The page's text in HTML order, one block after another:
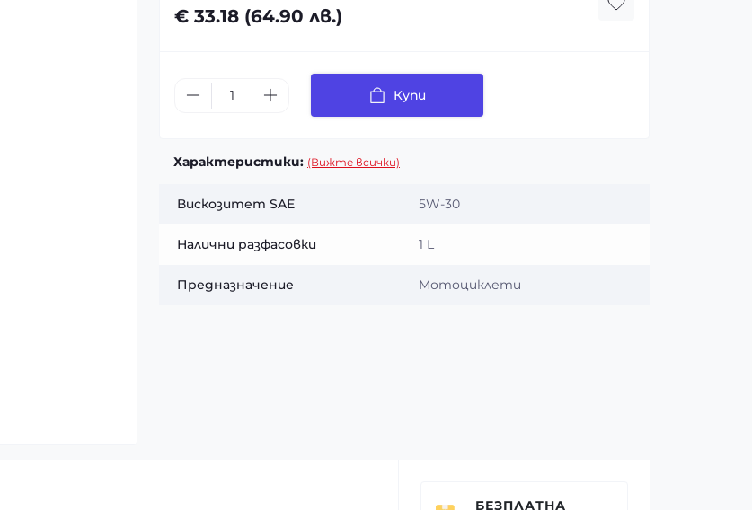
€ 33.18 (64.90 лв.)
Купи
Характеристики: (Вижте всички)
Вискозитет SAE 5W-30
Налични разфасовки 1 L
Предназначение Мотоциклети
БЕЗПЛАТНА